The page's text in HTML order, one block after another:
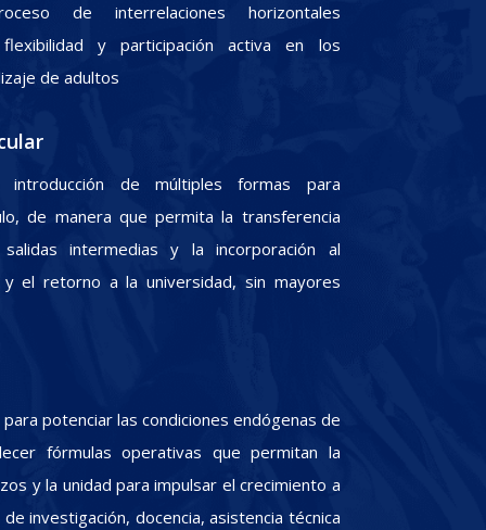
de interrelaciones horizontales
y participación activa en los
de adultos
introducción de múltiples formas para
de manera que permita la transferencia
intermedias y la incorporación al
el retorno a la universidad, sin mayores
potenciar las condiciones endógenas de
fórmulas operativas que permitan la
y la unidad para impulsar el crecimiento a
investigación, docencia, asistencia técnica